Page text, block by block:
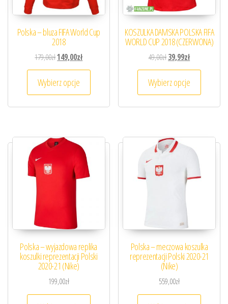
Polska – bluza FIFA World Cup
2018
179,00złPierwotna cena wynosiła: 179,00zł.
149,00złAktualna cena wynosi: 149,00zł.
Wybierz opcje
Ten produkt ma wiele wariantów. Opcje
KOSZULKA DAMSKA POLSKA FIFA
WORLD CUP 2018 (CZERWONA)
49,00złPierwotna cena
39,99złAktualna cena
Wybierz opcje
Ten
Polska – wyjazdowa replika
koszulki reprezentacji Polski
2020-21 (Nike)
199,00zł
Ten produkt ma wiele wariantów. Opcje
Polska – meczowa koszulka
reprezentacji Polski 2020-21
(Nike)
559,00zł
Ten